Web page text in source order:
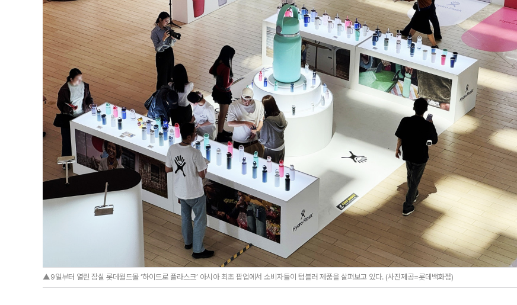
▲9일부터 열린 잠실 롯데월드몰 ‘하이드로 플라스크’ 아시아 최초 팝업에서 소비자들이 텀블러 제품을 살펴보고 있다. (사진제공=롯데백화점)